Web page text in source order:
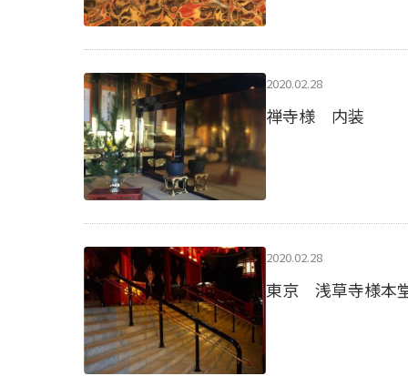
2020.02.28
禅寺様 内装
2020.02.28
東京 浅草寺様本